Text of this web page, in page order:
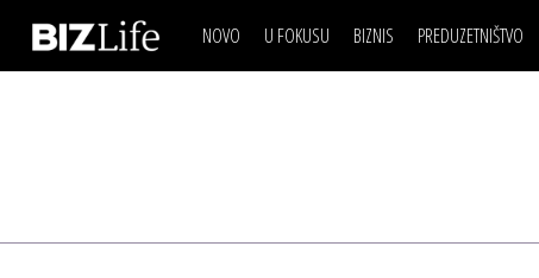
NOVO U FOKUSU BIZNIS
ESG & ENERGY
PREDUZETNIŠTVO
IZJAVA DANABIZNIS SCENA